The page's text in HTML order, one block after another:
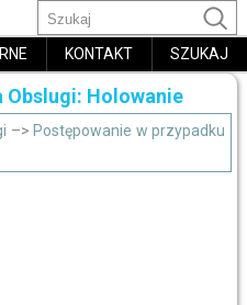
KONTAKT SZUKAJ
Obslugi: Holowanie
–> Postępowanie w przypadku